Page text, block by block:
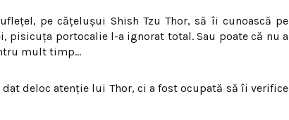
pe cățelușui Shish Tzu Thor, să îi cunoască pe
portocalie l-a ignorat total. Sau poate că nu a
mult timp…
deloc atenție lui Thor, ci a fost ocupată să îi verifice